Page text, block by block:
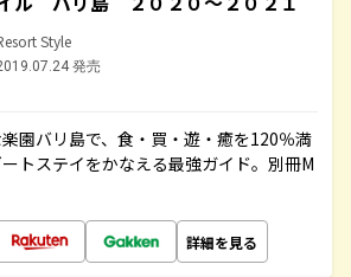
Style
発売
園バリ島で、食・買・遊・癒を120％満
トステイをかなえる最強ガイド。別冊M
詳細を見る